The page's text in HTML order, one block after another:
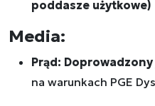
poddasze użytkowe)
Media:
Prąd:
na warunkach PGE